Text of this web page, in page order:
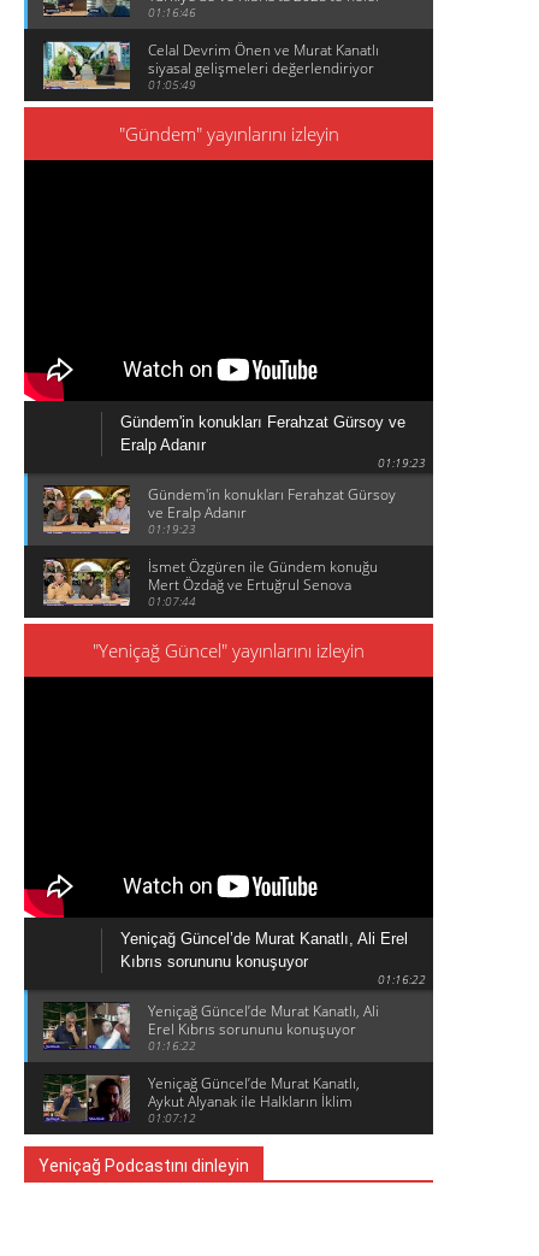
olduğunu konuşuyor
01:16:46
Celal Devrim Önen ve Murat Kanatlı
siyasal gelişmeleri değerlendiriyor
01:05:49
"Gündem" yayınlarını izleyin
Gündem'in konukları Ferahzat Gürsoy ve
Eralp Adanır
01:19:23
Gündem'in konukları Ferahzat Gürsoy
ve Eralp Adanır
01:19:23
İsmet Özgüren ile Gündem konuğu
Mert Özdağ ve Ertuğrul Senova
01:07:44
"Yeniçağ Güncel" yayınlarını izleyin
Yeniçağ Güncel’de Murat Kanatlı, Ali Erel
Kıbrıs sorununu konuşuyor
01:16:22
Yeniçağ Güncel’de Murat Kanatlı, Ali
Erel Kıbrıs sorununu konuşuyor
01:16:22
Yeniçağ Güncel’de Murat Kanatlı,
Aykut Alyanak ile Halkların İklim
Zirvesini konuşuyor
01:07:12
Yeniçağ Podcastını dinleyin